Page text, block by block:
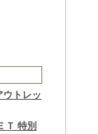
トレッ
Ｔ 特別